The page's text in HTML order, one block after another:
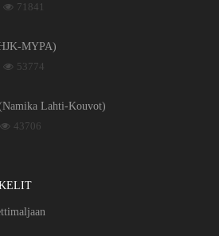
71841
MYPA)
53774
Lahti-Kouvot)
43706